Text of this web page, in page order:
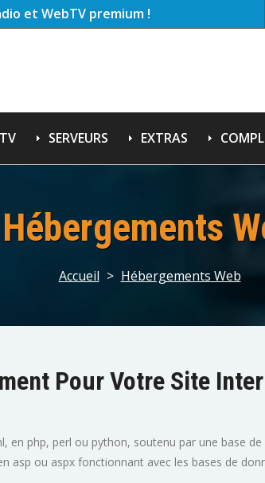
et WebTV premium !
SERVEURS EXTRAS
Hébergements
Accueil > Hébergements Web
Pour Votre Site
php, perl ou python, soutenu par une base de
asp ou aspx fonctionnant avec les bases de